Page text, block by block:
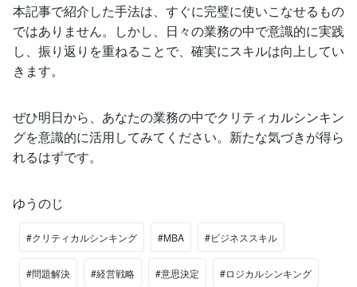
本記事で紹介した手法は、すぐに完璧に使いこなせるもの
ではありません。しかし、日々の業務の中で意識的に実践
し、振り返りを重ねることで、確実にスキルは向上してい
きます。
ぜひ明日から、あなたの業務の中でクリティカルシンキン
グを意識的に活用してみてください。新たな気づきが得ら
れるはずです。
ゆうのじ
#クリティカルシンキング #MBA #ビジネススキル
#問題解決 #経営戦略 #意思決定 #ロジカルシンキング